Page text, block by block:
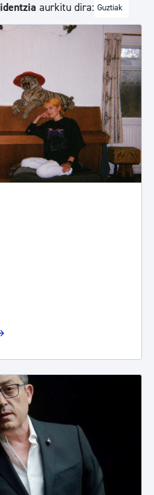
aurkitu dira: Guztiak